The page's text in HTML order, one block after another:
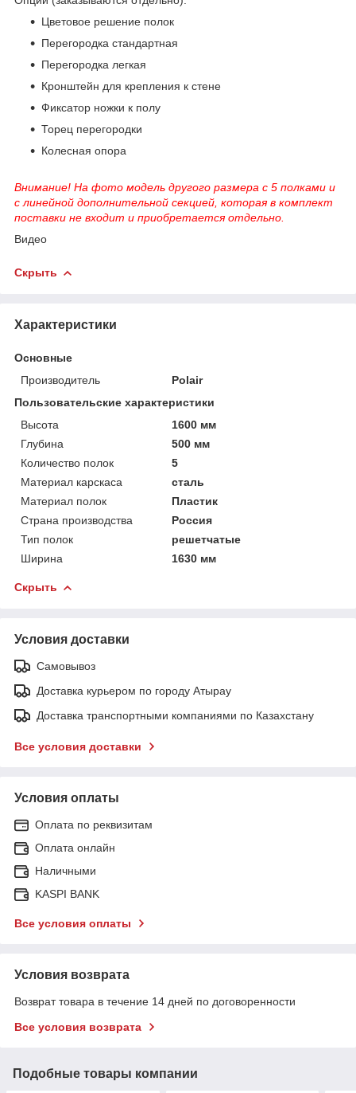
Цветовое решение полок
Перегородка стандартная
Перегородка легкая
Кронштейн для крепления к стене
Фиксатор ножки к полу
Торец перегородки
Колесная опора
Внимание! На фото модель другого размера с 5 полками и
с линейной дополнительной секцией, которая в комплект
поставки не входит и приобретается отдельно.
Видео
Скрыть
Характеристики
Основные
Производитель
Polair
Пользовательские характеристики
Высота
1600 мм
Глубина
500 мм
Количество полок
5
Материал карскаса
сталь
Материал полок
Пластик
Страна производства
Россия
Тип полок
решетчатые
Ширина
1630 мм
Скрыть
Условия доставки
Самовывоз
Доставка курьером по городу Атырау
Доставка транспортными компаниями по Казахстану
Все условия доставки
Условия оплаты
Оплата по реквизитам
Оплата онлайн
Наличными
KASPI BANK
Все условия оплаты
Условия возврата
Возврат товара в течение 14 дней по договоренности
Все условия возврата
Подобные товары компании